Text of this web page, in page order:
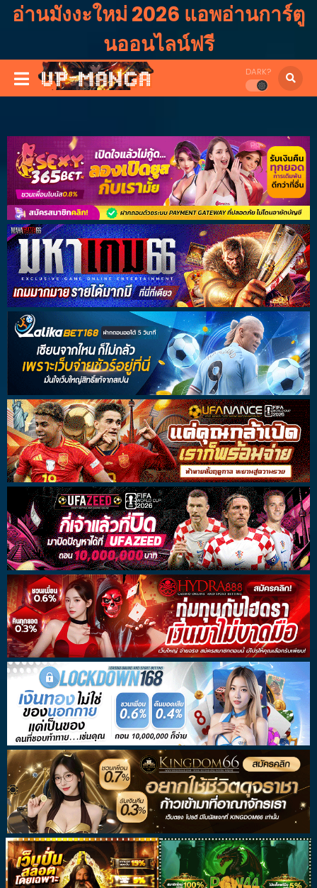
อ่านมังงะใหม่ 2026 แอพอ่านการ์ตู
นออนไลน์ฟรี
DARK?